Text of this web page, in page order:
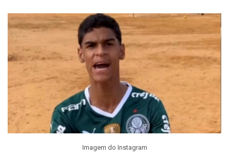
Imagem do Instagram